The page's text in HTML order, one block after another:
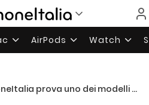
AirPods Watch
uno dei modelli 3D del probabile iPhone 5 e lo compara con un iPhone 4S – Video